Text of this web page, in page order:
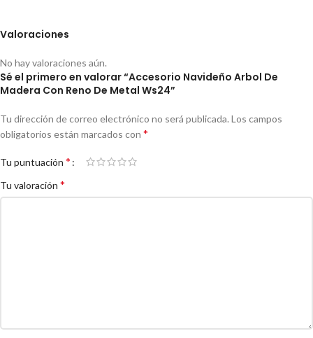
Valoraciones
No hay valoraciones aún.
Sé el primero en valorar “Accesorio Navideño Arbol De
Madera Con Reno De Metal Ws24”
Tu dirección de correo electrónico no será publicada. Los campos
obligatorios están marcados con *
Tu puntuación *
Tu valoración *